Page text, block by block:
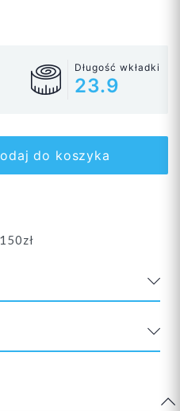
Długość wkładki
23.9
do koszyka